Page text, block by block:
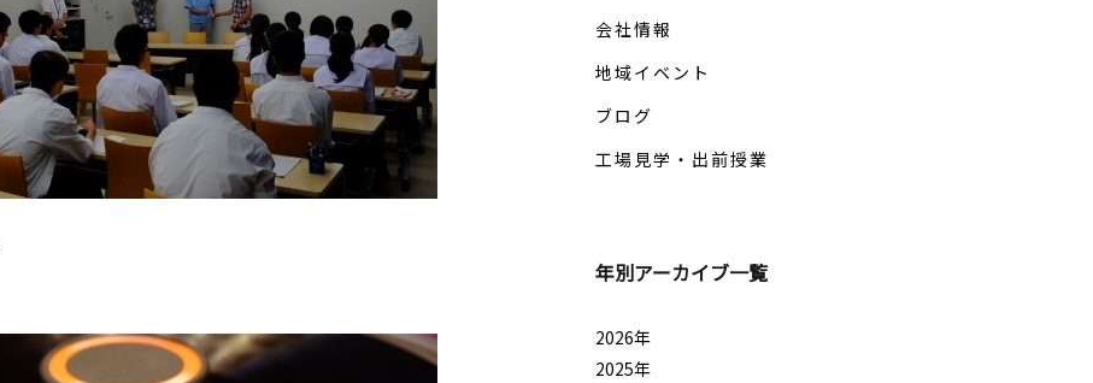
会社情報
地域イベント
ブログ
工場見学・出前授業
年別アーカイブ一覧
2026年
2025年